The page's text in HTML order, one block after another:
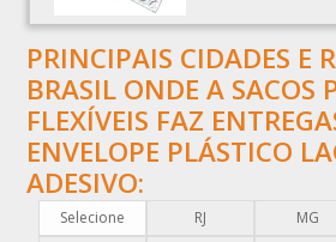
BOBINAS PLÁSTICAS PICOTADAS
BOBINAS PLÁSTICAS RECICLADAS
BOBINAS PLÁSTICAS TÉCNICAS
CAIXA EMBALAGEM PLÁSTICA
CAPA PLÁSTICA PARA DOCUMENTOS
CAPA PLÁSTICA PARA PALLET
COMERCIO DE EMBALAGENS PLÁSTICAS
PRINCIPAIS CIDADES E
BRASIL ONDE A SACOS
FLEXÍVEIS FAZ
ENVELOPE PLÁSTICO
ADESIVO:
Selecione RJ MG